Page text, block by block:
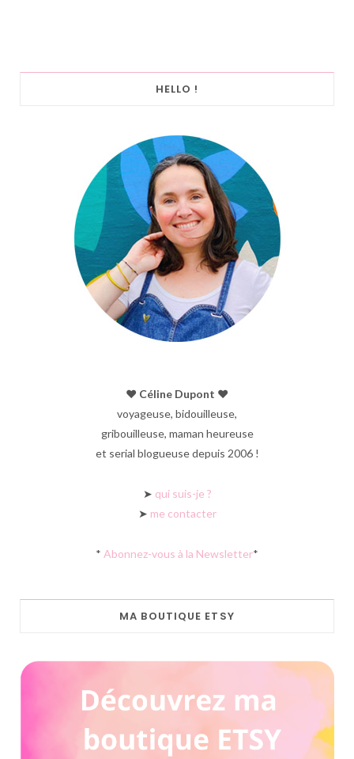
HELLO !
♥︎ Céline Dupont ♥︎
voyageuse, bidouilleuse,
gribouilleuse, maman heureuse
et serial blogueuse depuis 2006 !
➤ qui suis-je ?
➤ me contacter
* Abonnez-vous à la Newsletter*
MA BOUTIQUE ETSY